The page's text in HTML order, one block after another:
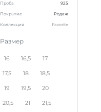
Проба 925
Покрытие Родаж
Коллекция Favorite
Размер
16 16,5 17
17,5 18 18,5
19 19,5 20
20,5 21 21,5